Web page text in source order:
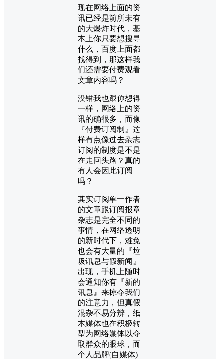
现在网络上面的资
讯已经是前所未有
的大爆炸时代，基
本上你只要想搜寻
什么，百度上面都
找得到，那这样我
们还需要付费观看
文章内容吗？
没错我也跟你想得
一样，网络上的资
讯的确很多，而像
『付费订阅制』这
样有点像过去杂志
订阅的制度是不是
在走回头路？真的
有人会因此订阅
吗？
其实订阅单一作者
的文章跟订阅报章
杂志是完全不同的
事情，在网络透明
的新时代下，难免
也会有大量的『垃
圾讯息与假新闻』
出现，手机上随时
会通知你有『新的
讯息』来掠夺我们
的注意力，但真假
混杂不易分辨，纸
本媒体也在积极转
型为网络媒体以夺
取群众的眼球，而
个人品牌(自媒体)